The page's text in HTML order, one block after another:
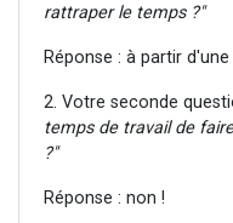
rattraper le temps ?"
Réponse : à partir
2. Votre seconde
temps de travail de
?"
Réponse : non !